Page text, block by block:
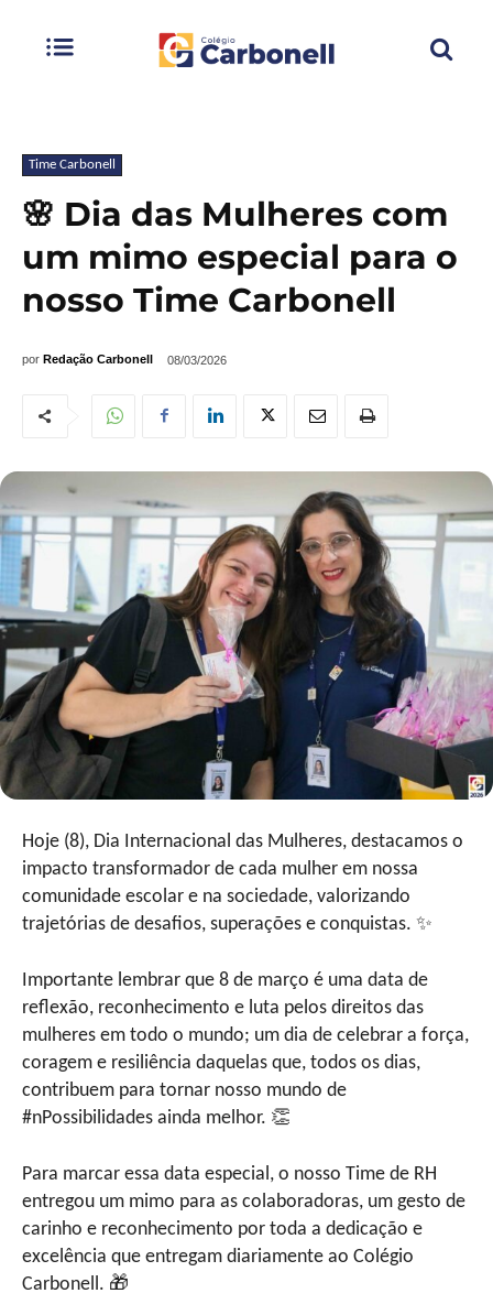
Time Carbonell
🌸 Dia das Mulheres com
um mimo especial para o
nosso Time Carbonell
por Redação Carbonell 08/03/2026
Hoje (8), Dia Internacional das Mulheres, destacamos o
impacto transformador de cada mulher em nossa
comunidade escolar e na sociedade, valorizando
trajetórias de desafios, superações e conquistas. ✨
Importante lembrar que 8 de março é uma data de
reflexão, reconhecimento e luta pelos direitos das
mulheres em todo o mundo; um dia de celebrar a força,
coragem e resiliência daquelas que, todos os dias,
contribuem para tornar nosso mundo de
#nPossibilidades ainda melhor. 👏
Para marcar essa data especial, o nosso Time de RH
entregou um mimo para as colaboradoras, um gesto de
carinho e reconhecimento por toda a dedicação e
excelência que entregam diariamente ao Colégio
Carbonell. 🎁